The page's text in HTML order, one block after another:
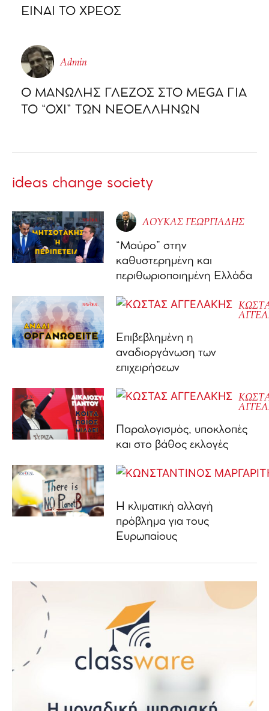
ΕΙΝΑΙ ΤΟ ΧΡΕΟΣ
Admin
Ο ΜΑΝΩΛΗΣ ΓΛΕΖΟΣ ΣΤΟ MEGA ΓΙΑ
ΤΟ “ΟΧΙ” ΤΩΝ ΝΕΟΕΛΛΗΝΩΝ
ideas change society
ΛΟΥΚΑΣ ΓΕΩΡΓΙΑΔΗΣ
“Μαύρο” στην
καθυστερημένη και
περιθωριοποιημένη Ελλάδα
Επιβεβλημένη η
αναδιοργάνωση των
επιχειρήσεων
Παραλογισμός, υποκλοπές
και στο βάθος εκλογές
Η κλιματική αλλαγή
πρόβλημα για τους
Ευρωπαίους